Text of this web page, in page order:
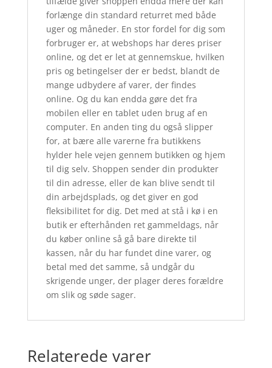
forlænge din standard returret med både
uger og måneder. En stor fordel for dig som
forbruger er, at webshops har deres priser
online, og det er let at gennemskue, hvilken
pris og betingelser der er bedst, blandt de
mange udbydere af varer, der findes
online. Og du kan endda gøre det fra
mobilen eller en tablet uden brug af en
computer. En anden ting du også slipper
for, at bære alle varerne fra butikkens
hylder hele vejen gennem butikken og hjem
til dig selv. Shoppen sender din produkter
til din adresse, eller de kan blive sendt til
din arbejdsplads, og det giver en god
fleksibilitet for dig. Det med at stå i kø i en
butik er efterhånden ret gammeldags, når
du køber online så gå bare direkte til
kassen, når du har fundet dine varer, og
betal med det samme, så undgår du
skrigende unger, der plager deres forældre
om slik og søde sager.
Relaterede varer